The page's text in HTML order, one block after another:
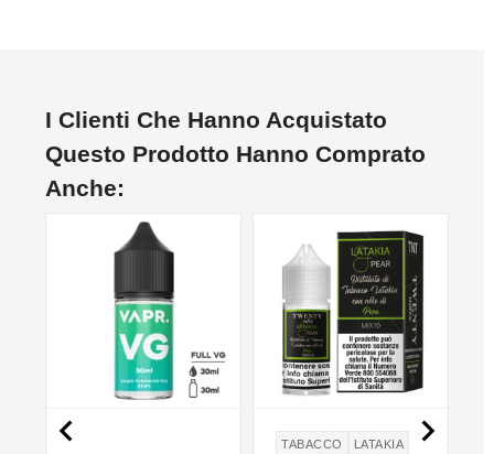
I Clienti Che Hanno Acquistato
Questo Prodotto Hanno Comprato
Anche:
TABACCO
LATAKIA
 